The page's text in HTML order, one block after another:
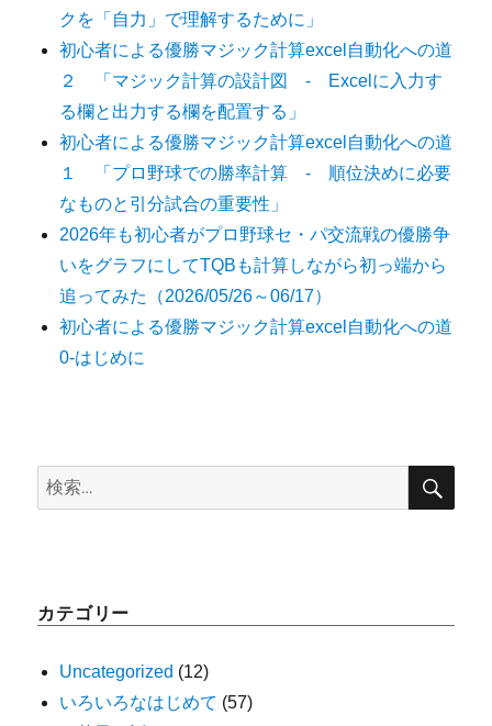
クを「自力」で理解するために」
初心者による優勝マジック計算excel自動化への道
２ 「マジック計算の設計図 - Excelに入力す
る欄と出力する欄を配置する」
初心者による優勝マジック計算excel自動化への道
１ 「プロ野球での勝率計算 - 順位決めに必要
なものと引分試合の重要性」
2026年も初心者がプロ野球セ・パ交流戦の優勝争
いをグラフにしてTQBも計算しながら初っ端から
追ってみた（2026/05/26～06/17）
初心者による優勝マジック計算excel自動化への道
0-はじめに
検
索:
検
カテゴリー
Uncategorized (12)
いろいろなはじめて (57)